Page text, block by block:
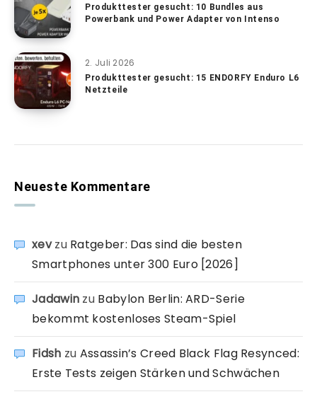
Produkttester gesucht: 10 Bundles aus
Powerbank und Power Adapter von Intenso
2. Juli 2026
Produkttester gesucht: 15 ENDORFY Enduro L6
Netzteile
Neueste Kommentare
xevzu Ratgeber: Das sind die besten
Smartphones unter 300 Euro [2026]
Jadawin zu Babylon Berlin: ARD-Serie
bekommt kostenloses Steam-Spiel
Fidsh zu Assassin’s Creed Black Flag Resynced:
Erste Tests zeigen Stärken und Schwächen